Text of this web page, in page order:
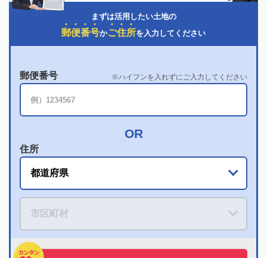
まずは活用したい土地の
郵便番号かご住所を入力してください
郵便番号 ハイフンを入れずにご入力してください
住所